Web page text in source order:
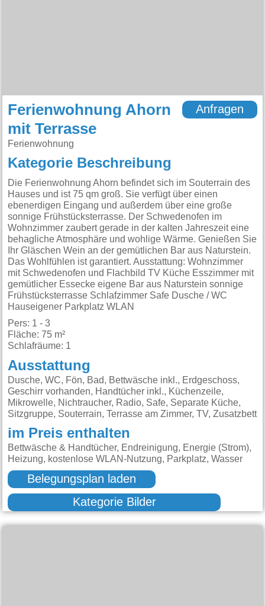
Ferienwohnung Ahorn
mit Terrasse
Ferienwohnung
Anfragen
Kategorie Beschreibung
Die Ferienwohnung Ahorn befindet sich im Souterrain des
Hauses und ist 75 qm groß. Sie verfügt über einen
ebenerdigen Eingang und außerdem über eine große
sonnige Frühstücksterrasse. Der Schwedenofen im
Wohnzimmer zaubert gerade in der kalten Jahreszeit eine
behagliche Atmosphäre und wohlige Wärme. Genießen Sie
Ihr Gläschen Wein an der gemütlichen Bar aus Naturstein.
Das Wohlfühlen ist garantiert. Ausstattung: Wohnzimmer
mit Schwedenofen und Flachbild TV Küche Esszimmer mit
gemütlicher Essecke eigene Bar aus Naturstein sonnige
Frühstücksterrasse Schlafzimmer Safe Dusche / WC
Hauseigener Parkplatz WLAN
Pers: 1 - 3
Fläche: 75 m²
Schlafräume: 1
Ausstattung
Dusche, WC, Fön, Bad, Bettwäsche inkl., Erdgeschoss,
Geschirr vorhanden, Handtücher inkl., Küchenzeile,
Mikrowelle, Nichtraucher, Radio, Safe, Separate Küche,
Sitzgruppe, Souterrain, Terrasse am Zimmer, TV, Zusatzbett
im Preis enthalten
Bettwäsche & Handtücher, Endreinigung, Energie (Strom),
Heizung, kostenlose WLAN-Nutzung, Parkplatz, Wasser
Belegungsplan laden
Kategorie Bilder